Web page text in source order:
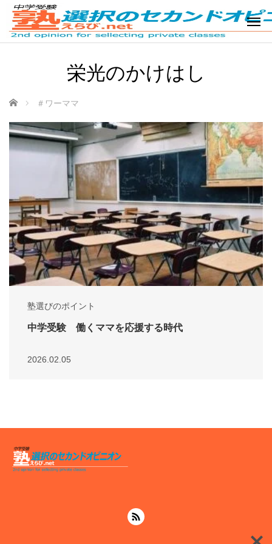
栄光のかけはし
ホーム ＃ワーママ
塾選びのポイント
中学受験 働くママを応援する時代
2026.02.05